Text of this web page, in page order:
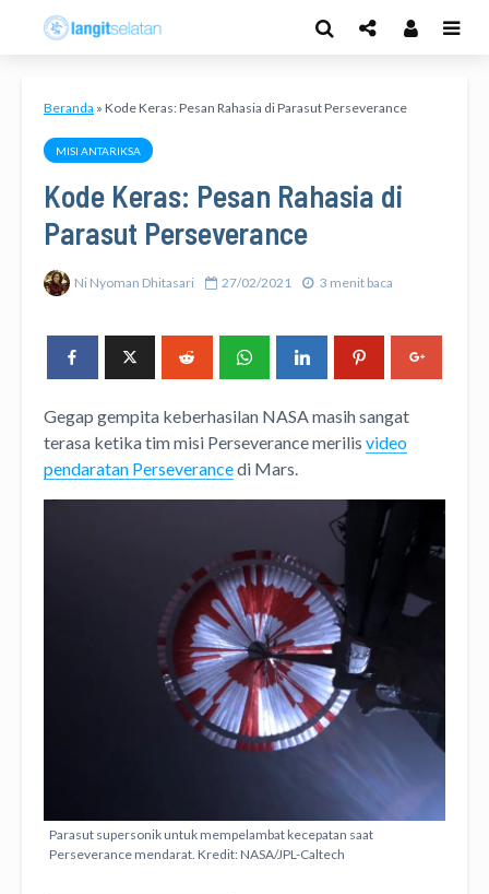
Beranda » Kode Keras: Pesan Rahasia di Parasut Perseverance
MISI ANTARIKSA
Kode Keras: Pesan Rahasia di
Parasut Perseverance
Ni Nyoman Dhitasari 27/02/2021 3 menit baca
Gegap gempita keberhasilan NASA masih sangat
terasa ketika tim misi Perseverance merilis video
pendaratan Perseverancedi Mars.
Parasut supersonik untuk mempelambat kecepatan saat
Perseverance mendarat. Kredit: NASA/JPL-Caltech